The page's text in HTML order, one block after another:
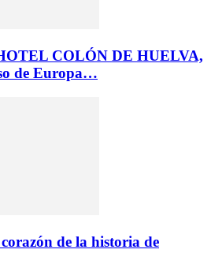
COLÓN DE HUELVA,
de Europa…
de la historia de